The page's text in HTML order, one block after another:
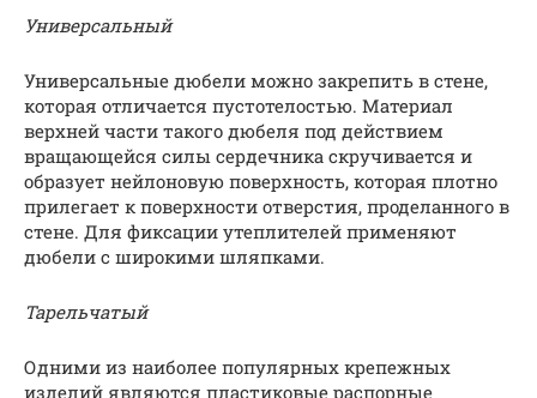
Универсальный
Универсальные дюбели можно закрепить в стене,
которая отличается пустотелостью. Материал
верхней части такого дюбеля под действием
вращающейся силы сердечника скручивается и
образует нейлоновую поверхность, которая плотно
прилегает к поверхности отверстия, проделанного в
стене. Для фиксации утеплителей применяют
дюбели с широкими шляпками.
Тарельчатый
Одними из наиболее популярных крепежных
изделий являются пластиковые распорные